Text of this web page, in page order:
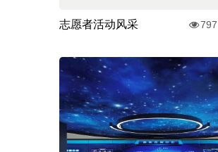
志愿者活动风采 797